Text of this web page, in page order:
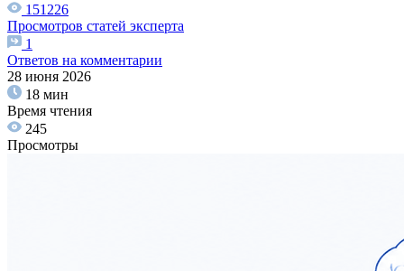
151226
Просмотров статей эксперта
1
Ответов на комментарии
28 июня 2026
18 мин
Время чтения
245
Просмотры